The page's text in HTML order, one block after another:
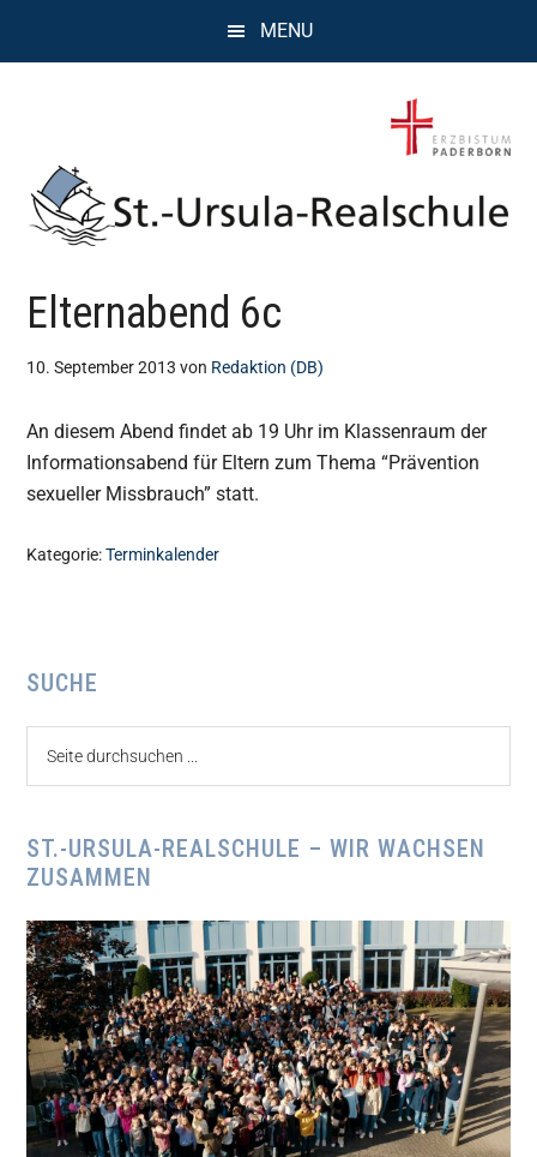
MENU
St.
Ursula
Realschule
Attendorn
Kompetenz,
Persönlichkeit,
Chancen
Elternabend 6c
10. September 2013 von Redaktion (DB)
An diesem Abend findet ab 19 Uhr im Klassenraum der
Informationsabend für Eltern zum Thema “Prävention
sexueller Missbrauch” statt.
Kategorie:Terminkalender
Seitenspalte
SUCHE
ST.-URSULA-REALSCHULE – WIR WACHSEN
ZUSAMMEN